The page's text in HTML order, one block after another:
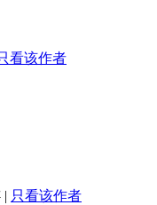
看该作者
| 只看该作者